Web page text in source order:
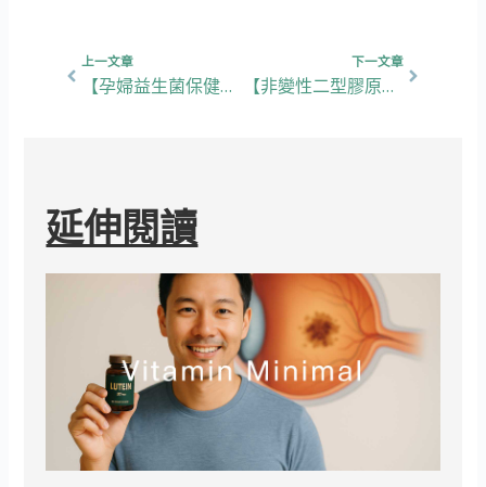
上一文章
【孕婦益生菌保健攻略】4大功效、挑選重點，幫助改善孕期便秘！
下一文章
【非變性二型膠原蛋白保健攻略】4大功效、挑選重點，教你鞏固關節維持行動力！
延伸閱讀